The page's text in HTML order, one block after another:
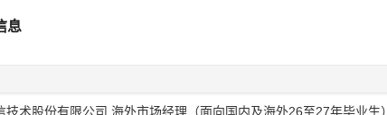
息
技术股份有限公司 海外市场经理（面向国内及海外26至27年毕业生）